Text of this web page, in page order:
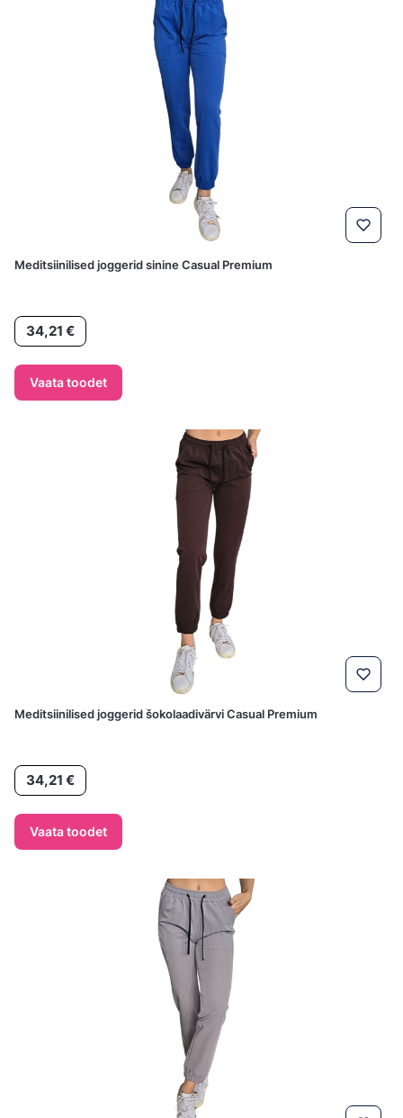
Meditsiinilised joggerid sinine Casual Premium
Hind
34,21 €
Vaata toodet
Meditsiinilised joggerid šokolaadivärvi Casual Premium
Hind
34,21 €
Vaata toodet